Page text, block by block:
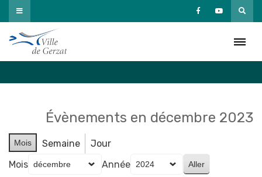
Passer
au
contenu
Évènements en décembre 2023
Mois Semaine
Jour
Mois
Année